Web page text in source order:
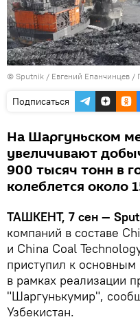
© Sputnik / Евгений Епанчинцев /
Подписаться
На Шаргуньском
увеличивают
900 тысяч тонн в
колеблется около
ТАШКЕНТ, 7 сен —
компаний в составе
и China Coal
приступил к
в рамках реализации
"Шаргунькумир",
Узбекистан.